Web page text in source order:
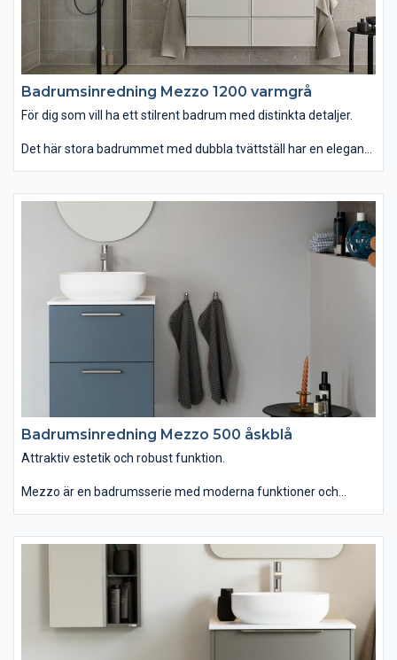
Badrumsinredning Mezzo 1200 varmgrå
För dig som vill ha ett stilrent badrum med distinkta detaljer.
Det här stora badrummet med dubbla tvättställ har en elegant
blandare och spegeln Roxen. Kommoden och lådorna med
pushfunktion förstärker det stilrena uttrycket och ger dig gott
om förvaring.
Badrumsinredning Mezzo 500 åskblå
Attraktiv estetik och robust funktion.
Mezzo är en badrumsserie med moderna funktioner och
än vanligt. Om du istället väljer det ovanpåliggande tvättstället
Soprano i det stenliknande, slitstarka och lättskötta materialet
Solid Surface får serien ett annat uttryck. Kommoden finns
med eller utan inramning. Passar dig som vill ha ett badrum
som kombinerar attraktiv estetik med robust funktion."